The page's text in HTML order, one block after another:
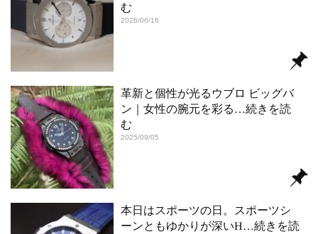
む
2026/06/16
革新と個性が光るウブロ ビッグバ
ン｜女性の腕元を彩る …続きを読
む
2025/09/05
本日はスポーツの日。スポーツシ
ーンともゆかりが深いH…続きを読